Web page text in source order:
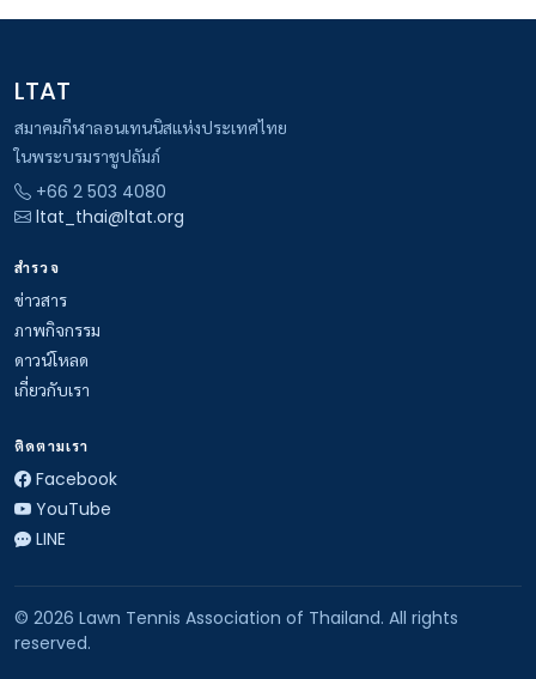
LTAT
สมาคมกีฬาลอนเทนนิสแห่งประเทศไทย
ในพระบรมราชูปถัมภ์
+66 2 503 4080
ltat_thai@ltat.org
สำรวจ
ข่าวสาร
ภาพกิจกรรม
ดาวน์โหลด
เกี่ยวกับเรา
ติดตามเรา
Facebook
YouTube
LINE
© 2026 Lawn Tennis Association of Thailand. All rights
reserved.